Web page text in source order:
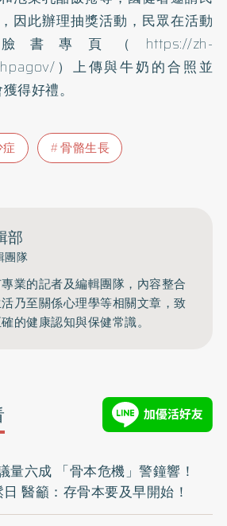
因此辦理抽獎活動，民眾在活動
書專頁（https://zh-
）上傳與牛奶的合照並
得好禮。
骨骼生長
部
團隊
業的記者及編輯團隊，內容整合
乃至關係心理學等相關文章，致
的健康認知與保健常識。
量六成 「骨本危機」警鐘響！
醫籲：存骨本要及早開始！